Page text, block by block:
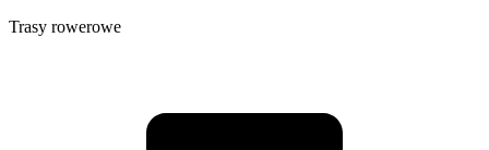
Trasy rowerowe